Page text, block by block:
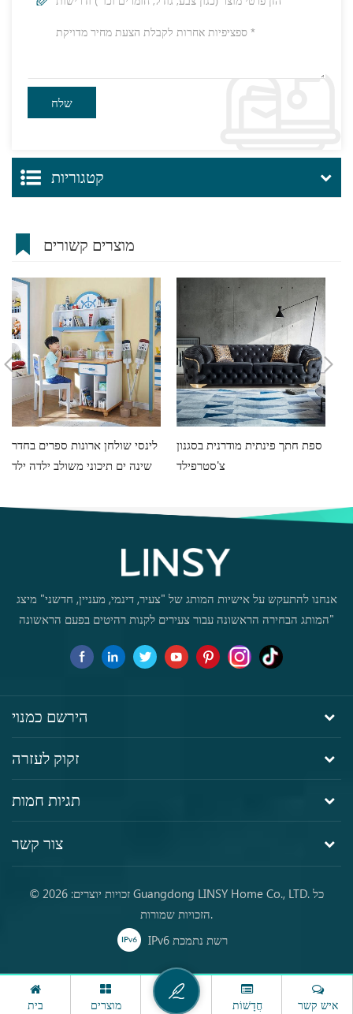
קטגוריות
מוצרים קשורים
לינסי שולחן ארונות ספרים בחדר
שינה ים תיכוני משולב ילדה ילד
DF1V-B
ספת חתך פינתית מודרנית בסגנון
צ'סטרפילד
אנחנו להתעקש על אישיות המותג של "צעיר, דינמי, מעניין, חדשני" מיצג
"המותג הבחירה הראשונה עבור צעירים לקנות רהיטים בפעם הראשונה
הירשם כמנוי
זקוק לעזרה
תגיות חמות
צור קשר
© זכויות יוצרים: 2026 Guangdong LINSY Home Co., LTD. כל
הזכויות שמורות.
IPv6 רשת נתמכת
בית מוצרים חֲדָשׁוֹת איש קשר